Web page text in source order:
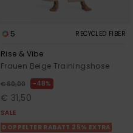
5 RECYCLED FIBER
Rise & Vibe
Frauen Beige Trainingshose
€ 60,00 48%
€ 31,50
SALE
DOPPELTER RABATT 25% EXTRA